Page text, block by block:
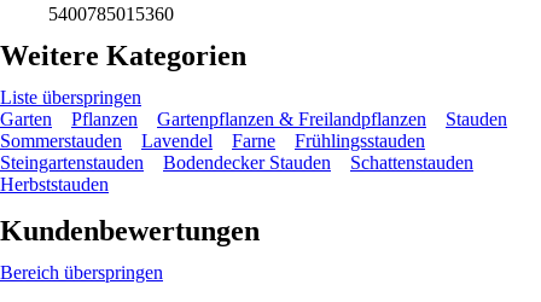
5400785015360
Weitere Kategorien
Liste überspringen
Garten
Pflanzen Gartenpflanzen & Freilandpflanzen
Stauden
Sommerstauden
Lavendel Farne
Frühlingsstauden
Steingartenstauden
Bodendecker Stauden
Schattenstauden
Herbststauden
Kundenbewertungen
Bereich überspringen